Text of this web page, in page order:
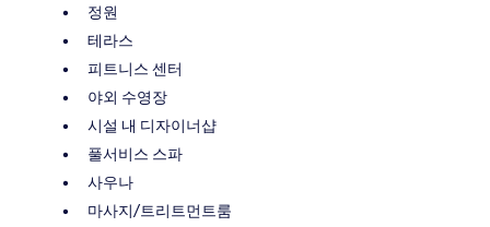
정원
테라스
피트니스 센터
야외 수영장
시설 내 디자이너샵
풀서비스 스파
사우나
마사지/트리트먼트룸